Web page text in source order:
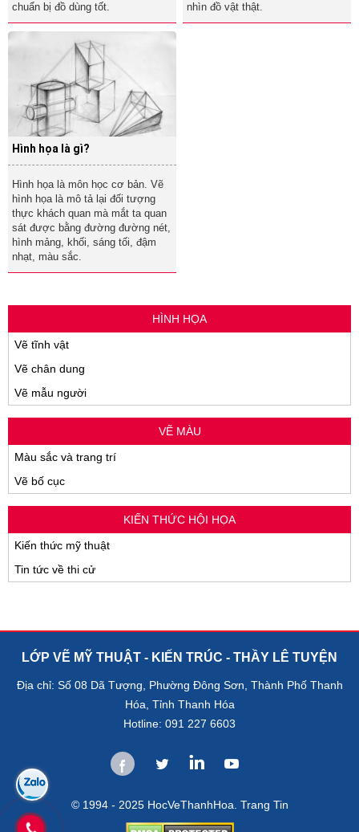
chuẩn bị đồ dùng tốt.
nhìn đồ vật thật.
Hình họa là gì?
Hình họa là môn học cơ bản. Vẽ
hình họa là mô tả lại đối tượng
thực khách quan mà mắt ta quan
sát được bằng đường đường nét,
hình mảng, khối, sáng tối, đậm
nhạt, màu sắc.
HÌNH HỌA
Vẽ tĩnh vật
Vẽ chân dung
Vẽ mẫu người
VẼ MÀU
Màu sắc và trang trí
Vẽ bố cục
KIẾN THỨC HỘI HỌA
Kiến thức mỹ thuật
Tin tức về thi cử
LỚP VẼ MỸ THUẬT - KIẾN TRÚC - THẦY LÊ TUYỆN
Địa chỉ: Số 08 Dã Tượng, Phường Đông Sơn, Thành Phố Thanh
Hóa, Tỉnh Thanh Hóa
Hotline: 091 227 6603
© 1994 - 2025 HocVeThanhHoa. Trang Tin